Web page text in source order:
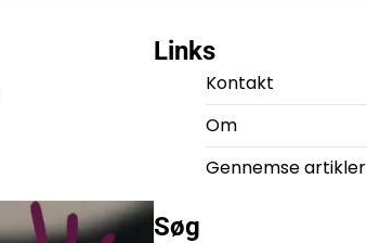
Links
Kontakt
Om
Gennemse artikler
Søg